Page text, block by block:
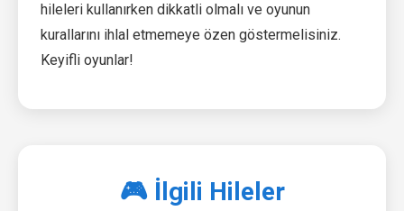
hileleri kullanırken dikkatli olmalı ve oyunun
kurallarını ihlal etmemeye özen göstermelisiniz.
Keyifli oyunlar!
🎮 İlgili Hileler